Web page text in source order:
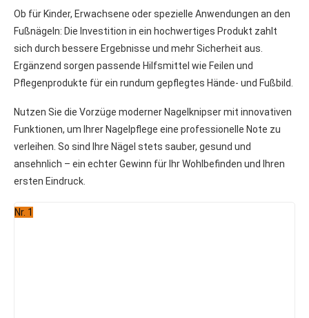
Ob für Kinder, Erwachsene oder spezielle Anwendungen an den
Fußnägeln: Die Investition in ein hochwertiges Produkt zahlt
sich durch bessere Ergebnisse und mehr Sicherheit aus.
Ergänzend sorgen passende Hilfsmittel wie Feilen und
Pflegenprodukte für ein rundum gepflegtes Hände- und Fußbild.
Nutzen Sie die Vorzüge moderner Nagelknipser mit innovativen
Funktionen, um Ihrer Nagelpflege eine professionelle Note zu
verleihen. So sind Ihre Nägel stets sauber, gesund und
ansehnlich – ein echter Gewinn für Ihr Wohlbefinden und Ihren
ersten Eindruck.
Nr. 1